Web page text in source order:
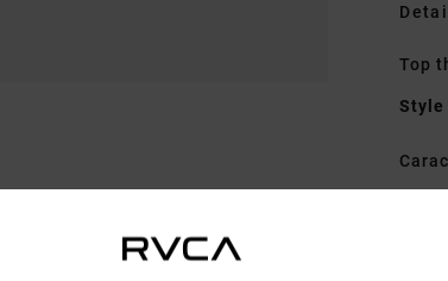
Top
Style